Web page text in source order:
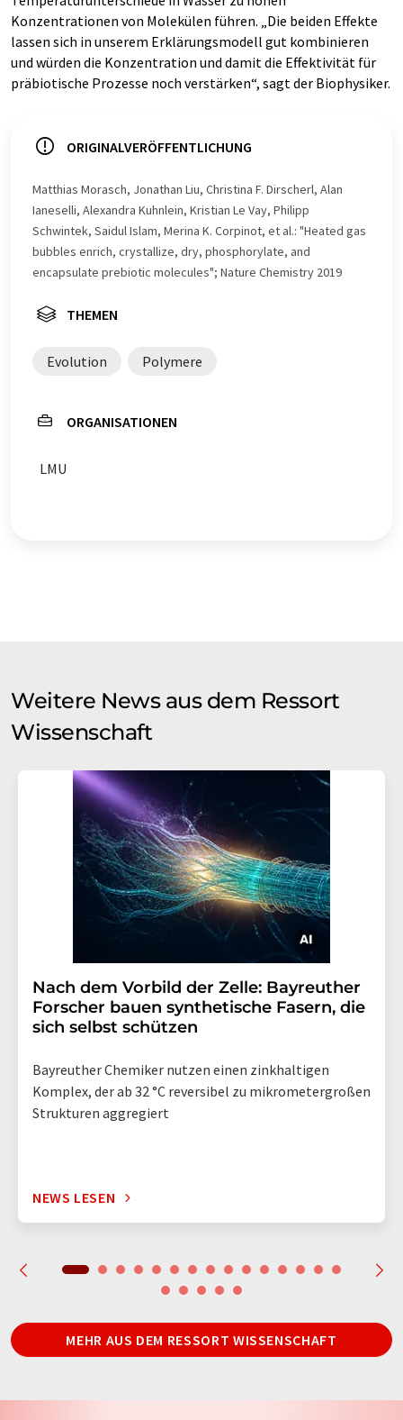
Konzentrationen von Molekülen führen. „Die beiden Effekte
lassen sich in unserem Erklärungsmodell gut kombinieren
und würden die Konzentration und damit die Effektivität für
präbiotische Prozesse noch verstärken“, sagt der Biophysiker.
ORIGINALVERÖFFENTLICHUNG
Matthias Morasch, Jonathan Liu, Christina F. Dirscherl, Alan
Ianeselli, Alexandra Kuhnlein, Kristian Le Vay, Philipp
Schwintek, Saidul Islam, Merina K. Corpinot, et al.: "Heated gas
bubbles enrich, crystallize, dry, phosphorylate, and
encapsulate prebiotic molecules"; Nature Chemistry 2019
THEMEN
Evolution Polymere
ORGANISATIONEN
LMU
Weitere News aus dem Ressort
Wissenschaft
Nach dem Vorbild der Zelle: Bayreuther
Forscher bauen synthetische Fasern, die
sich selbst schützen
Bayreuther Chemiker nutzen einen zinkhaltigen
Komplex, der ab 32 °C reversibel zu mikrometergroßen
Strukturen aggregiert
NEWS LESEN
MEHR AUS DEM RESSORT WISSENSCHAFT